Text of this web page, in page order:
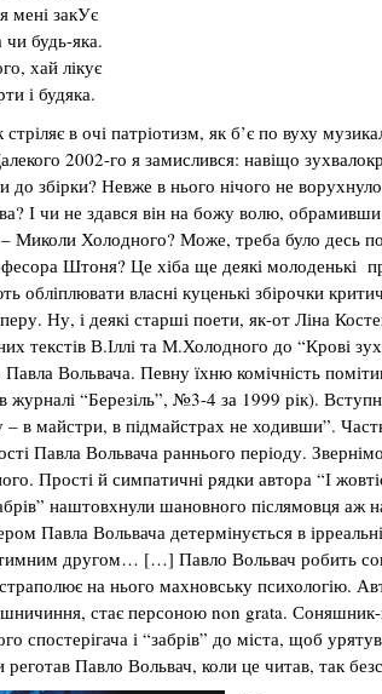
мені закУє
будь-яка.
хай лікує
і будяка.
стріляє в очі патріотизм, як б’є по вуху
2002-го я замислився: навіщо
до збірки? Невже в нього нічого не
І чи не здався він на божу волю, обрамивши
– Миколи Холодного? Може, треба було десь
Штоня? Це хіба ще деякі молоденькі
обліплювати власні куценькі збірочки
Ну, і деякі старші поети, як-от Ліна
текстів В.Іллі та М.Холодного до “Крові
Вольвача. Певну їхню комічність
журналі “Березіль”, №3-4 за 1999 рік).
– в майстри, в підмайстрах не ходивши”.
Павла Вольвача раннього періоду.
Прості й симпатичні рядки автора “І
наштовхнули шановного післямовця аж
Павла Вольвача детермінується в
другом… […] Павло Вольвач робить
на нього махновську психологію.
стає персоною non grata. Соняшник-
спостерігача і “забрів” до міста, щоб
реготав Павло Вольвач, коли це читав, так